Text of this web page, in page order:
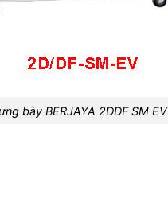
bày BERJAYA 2DDF SM EV